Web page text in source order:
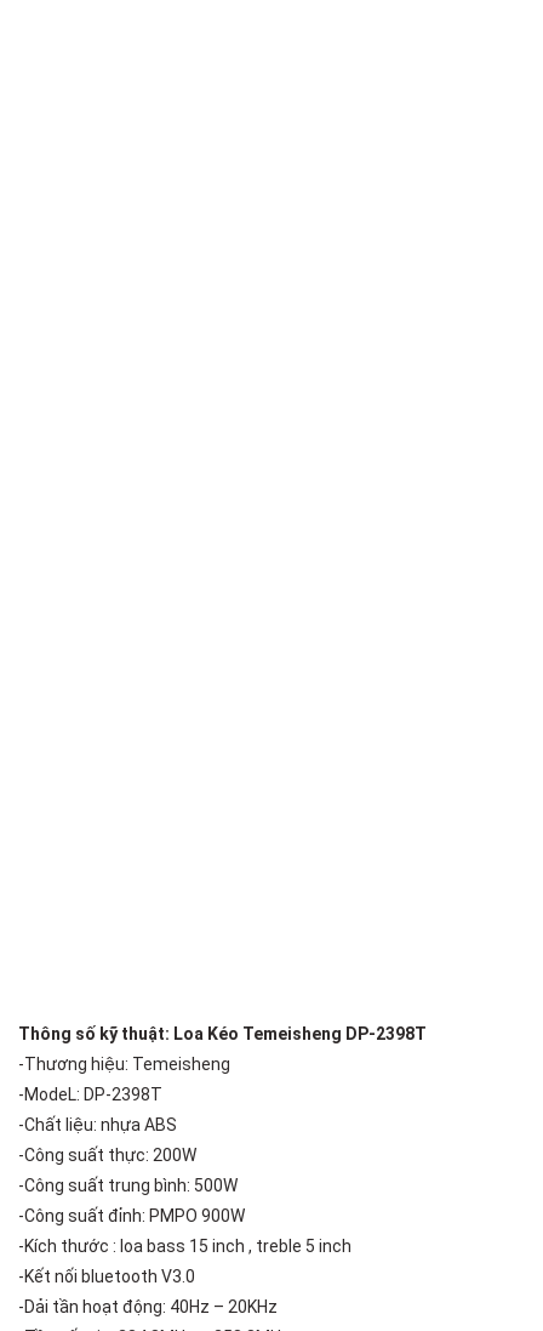
Thông số kỹ thuật: Loa Kéo Temeisheng DP-2398T
-Thương hiệu: Temeisheng
-ModeL: DP-2398T
-Chất liệu: nhựa ABS
-Công suất thực: 200W
-Công suất trung bình: 500W
-Công suất đỉnh: PMPO 900W
-Kích thước : loa bass 15 inch , treble 5 inch
-Kết nối bluetooth V3.0
-Dải tần hoạt động: 40Hz – 20KHz